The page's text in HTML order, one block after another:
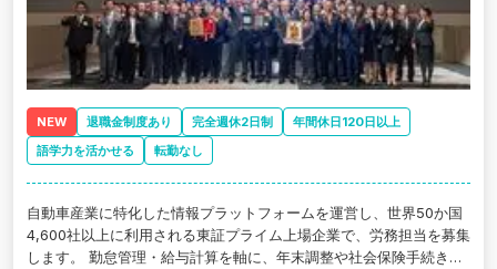
NEW 退職金制度あり 完全週休2日制
年間休日120日以上
語学力を活かせる
転勤なし
自動車産業に特化した情報プラットフォームを運営し、世界50か国
4,600社以上に利用される東証プライム上場企業で、労務担当を募集
します。 勤怠管理・給与計算を軸に、年末調整や社会保険手続き、